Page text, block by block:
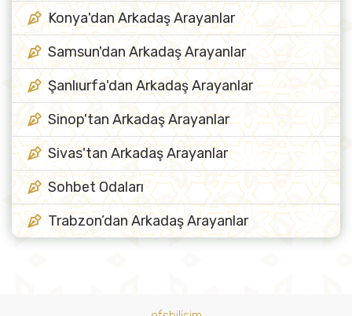
Konya'dan Arkadaş Arayanlar
Samsun'dan Arkadaş Arayanlar
Şanlıurfa'dan Arkadaş Arayanlar
Sinop'tan Arkadaş Arayanlar
Sivas'tan Arkadaş Arayanlar
Sohbet Odaları
Trabzon’dan Arkadaş Arayanlar